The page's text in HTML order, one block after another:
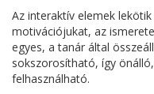
Az interaktív elemek
motivációjukat, az
egyes, a tanár által
sokszorosítható, így
felhasználható.